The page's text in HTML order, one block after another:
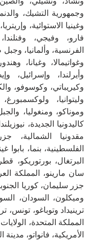
وجمهورية التشيك،
وغينيا الاستوائية،
فارو، وفيجي،
الفرنسية، وألمانيا، وجبل
وغواتيمالا، وغيانا،
وأيرلندا، وإسرائيل،
وكيريباتي، وكوسوفو،
وليتوانيا،
وموناكو، ومنغوليا،
كاليدونيا الجديدة،
مقدونيا الشمالية،
الفلسطينية، بنما، بابوا
البرتغال، بورتوريكو،
سان مارينو، المملكة
جزر سليمان، كوريا
وميكلون، السودان،
ترينيداد وتوباغو،
المملكة المتحدة،
الأمريكية، فانواتو،